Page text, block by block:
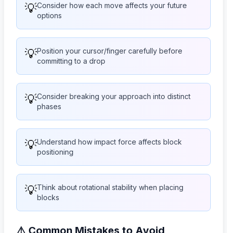
💡Consider how each move affects your future
options
💡Position your cursor/finger carefully before
committing to a drop
💡Consider breaking your approach into distinct
phases
💡Understand how impact force affects block
positioning
💡Think about rotational stability when placing
blocks
⚠️ Common Mistakes to Avoid